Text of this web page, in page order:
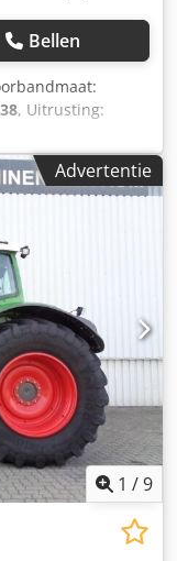
Bellen
, Uitrusting:
Evolution stoel,
Control, Contour
Dcsdpfx Aotqt
Advertentie
1 /9